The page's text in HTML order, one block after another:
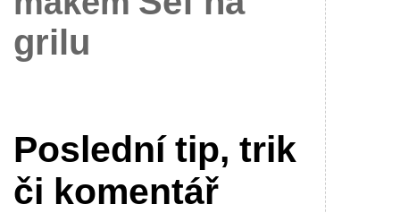
grilu
Poslední tip, trik
či komentář